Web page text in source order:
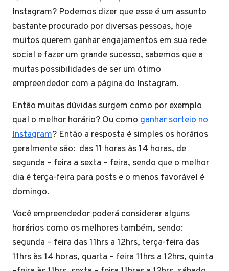
Instagram? Podemos dizer que esse é um assunto
bastante procurado por diversas pessoas, hoje
muitos querem ganhar engajamentos em sua rede
social e fazer um grande sucesso, sabemos que a
muitas possibilidades de ser um ótimo
empreendedor com a página do Instagram.
Então muitas dúvidas surgem como por exemplo
qual o melhor horário? Ou como ganhar sorteio no
Instagram? Então a resposta é simples os horários
geralmente são: das 11 horas às 14 horas, de
segunda – feira a sexta – feira, sendo que o melhor
dia é terça-feira para posts e o menos favorável é
domingo.
Você empreendedor poderá considerar alguns
horários como os melhores também, sendo:
segunda – feira das 11hrs a 12hrs, terça-feira das
11hrs às 14 horas, quarta – feira 11hrs a 12hrs, quinta